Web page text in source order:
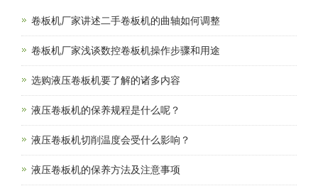
卷板机厂家讲述二手卷板机的曲轴如何调整
卷板机厂家浅谈数控卷板机操作步骤和用途
选购液压卷板机要了解的诸多内容
液压卷板机的保养规程是什么呢？
液压卷板机切削温度会受什么影响？
液压卷板机的保养方法及注意事项